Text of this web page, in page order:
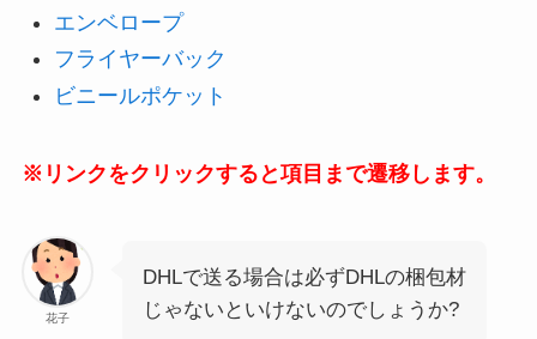
エンベロープ
フライヤーバック
ビニールポケット
※リンクをクリックすると項目まで遷移します。
花子
DHLで送る場合は必ずDHLの梱包材
じゃないといけないのでしょうか?